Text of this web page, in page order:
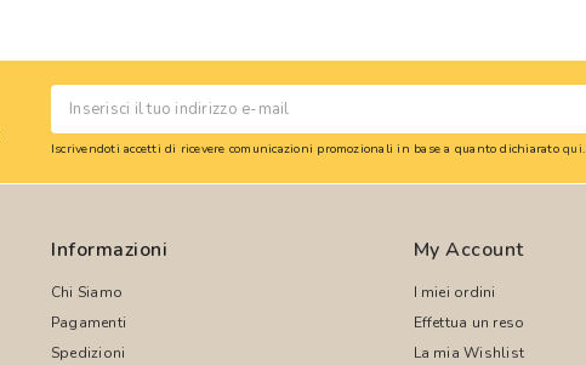
Iscrivendoti accetti di ricevere comunicazioni promozionali in base a quanto dichiaratoqui.
Informazioni
Chi Siamo
Pagamenti
Spedizioni
My Account
I miei ordini
Effettua un reso
La mia Wishlist